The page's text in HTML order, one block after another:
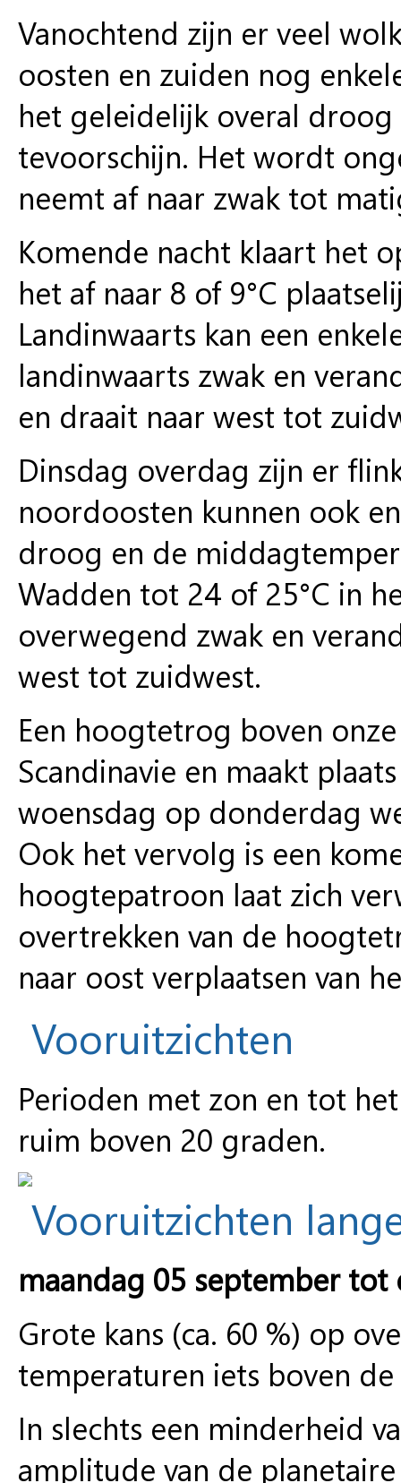
Vanochtend zijn er veel
oosten en zuiden nog
het geleidelijk overal
tevoorschijn. Het wordt
neemt af naar zwak tot
Komende nacht klaart het
het af naar 8 of 9°C
Landinwaarts kan een
landinwaarts zwak en
en draait naar west tot
Dinsdag overdag zijn er
noordoosten kunnen ook
droog en de
Wadden tot 24 of 25°C in
overwegend zwak en
west tot zuidwest.
Een hoogtetrog boven
Scandinavie en maakt
woensdag op donderdag
Ook het vervolg is een
hoogtepatroon laat zich
overtrekken van de
naar oost verplaatsen van
Vooruitzichten
Perioden met zon en tot
ruim boven 20 graden.
Vooruitzichten
maandag 05 september
Grote kans (ca. 60 %) op
temperaturen iets boven
In slechts een minderheid
amplitude van de